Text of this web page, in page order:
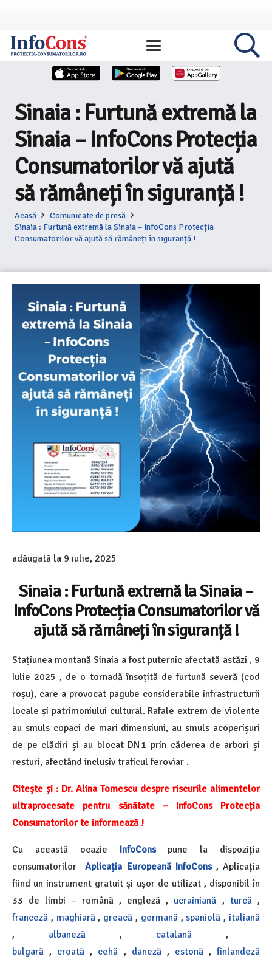
Sinaia : Furtună extremă la
Sinaia – InfoCons Protecția
Consumatorilor vă ajută
să rămâneți în siguranță !
Acasă
Comunicate de presă
Sinaia : Furtună extremă la Sinaia – InfoCons Protecția
Consumatorilor vă ajută să rămâneți în siguranță !
adăugată la 9 iulie, 2025
Sinaia : Furtună extremă la Sinaia –
InfoCons Protecția Consumatorilor vă
ajută să rămâneți în siguranță !
Stațiunea montană Sinaia a fost puternic afectată astăzi , 9
Iulie 2025 , de o tornadă însoțită de furtună severă (cod
roșu), care a provocat pagube considerabile infrastructurii
locale și patrimoniului cultural. Rafale extrem de violente
au smuls copaci de mari dimensiuni, au smuls acoperișuri
de pe clădiri și au blocat DN 1 prin căderea de arbori și
resturi, afectând inclusiv traficul feroviar .
Citește și : Dr. Alina Tomescu despre riscurile alimentelor
ultraprocesate pentru sănătate – InfoCons Protecția
Consumatorilor te informează !
Cu această ocazie InfoCons
pune la dispoziția
consumatorilor
Aplicația Europeană InfoCons, Aplicația
fiind un instrument gratuit și ușor de utilizat , disponibil în
33 de limbi – română , engleză ,ucrainiană , turcă ,
franceză , maghiară , greacă , germană, spaniolă ,italiană
, albaneză , catalană ,
bulgară , croată , cehă , daneză, estonă,finlandeză